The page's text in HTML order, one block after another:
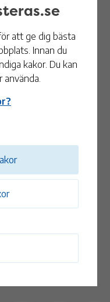
att ge dig bästa
Innan du
kakor. Du kan
använda.